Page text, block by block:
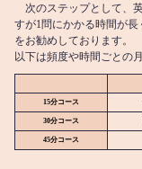
次のステップとして、
すが1問にかかる時間が長
をお勧めしております。
以下は頻度や時間ごとの
15分コース
30分コース
45分コース